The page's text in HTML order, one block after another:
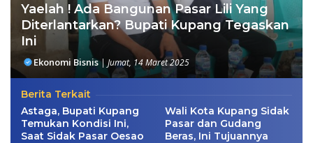
Yaelah ! Ada Bangunan Pasar Lili Yang
Diterlantarkan? Bupati Kupang Tegaskan
Ini
Ekonomi Bisnis| Jumat, 14 Maret 2025
Berita Terkait
Astaga, Bupati Kupang
Temukan Kondisi Ini,
Saat Sidak Pasar Oesao
Wali Kota Kupang Sidak
Pasar dan Gudang
Beras, Ini Tujuannya